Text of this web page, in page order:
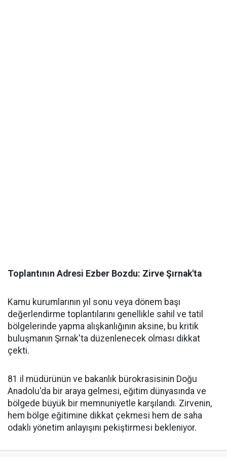
​Toplantının Adresi Ezber Bozdu: Zirve Şırnak'ta
​Kamu kurumlarının yıl sonu veya dönem başı
değerlendirme toplantılarını genellikle sahil ve tatil
bölgelerinde yapma alışkanlığının aksine, bu kritik
buluşmanın Şırnak'ta düzenlenecek olması dikkat
çekti.
​81 il müdürünün ve bakanlık bürokrasisinin Doğu
Anadolu'da bir araya gelmesi, eğitim dünyasında ve
bölgede büyük bir memnuniyetle karşılandı. Zirvenin,
hem bölge eğitimine dikkat çekmesi hem de saha
odaklı yönetim anlayışını pekiştirmesi bekleniyor.